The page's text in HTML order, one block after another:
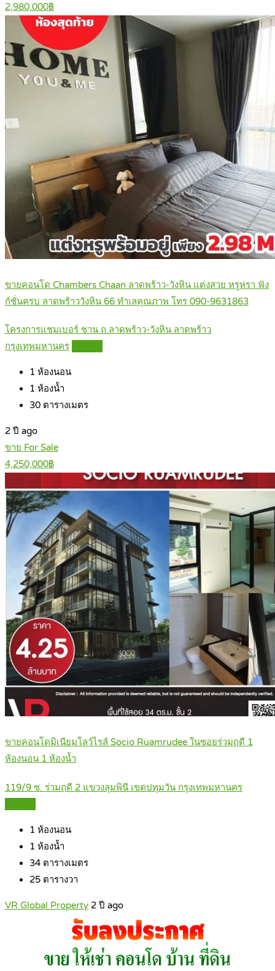
2,980,000฿
ขายคอนโด Chambers Chaan ลาดพร้าว-วังหิน แต่งสวย หรูหรา ฟัง
ก์ชั่นครบ ลาดพร้าววังหิน 66 ทำเลคุณภาพ โทร 090-9631863
โครงการแชมเบอร์ ชาน ถ.ลาดพร้าว-วังหิน ลาดพร้าว
กรุงเทพมหานคร
1 ห้องนอน
1 ห้องน้ำ
30 ตารางเมตร
2 ปี ago
ขาย For Sale
4,250,000฿
ขายคอนโดมิเนียมโลว์ไรส์ Socio Ruamrudee ในซอยร่วมฤดี 1
ห้องนอน 1 ห้องน้ำ
119/9 ซ. ร่วมฤดี 2 แขวงลุมพินี เขตปทุมวัน กรุงเทพมหานคร
1 ห้องนอน
1 ห้องน้ำ
34 ตารางเมตร
25 ตารางวา
VR Global Property 2 ปี ago